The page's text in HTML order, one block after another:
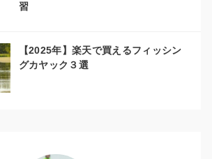
習
【2025年】楽天で買えるフィッシン
グカヤック３選